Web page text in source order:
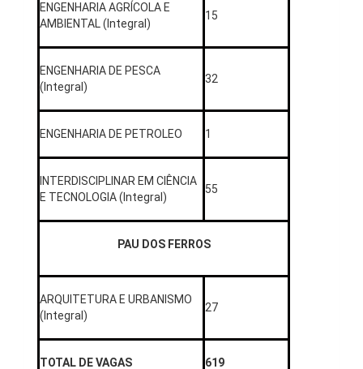
ENGENHARIA AGRÍCOLA E
AMBIENTAL (Integral)
15
ENGENHARIA DE PESCA
(Integral)
32
ENGENHARIA DE PETROLEO 1
INTERDISCIPLINAR EM CIÊNCIA
E TECNOLOGIA (Integral)
55
PAU DOS FERROS
ARQUITETURA E URBANISMO
(Integral)
27
TOTAL DE VAGAS 619